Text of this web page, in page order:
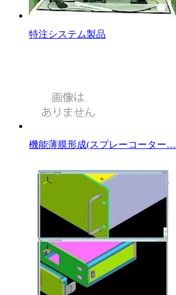
特注システム製品
機能薄膜形成(スプレーコーター…